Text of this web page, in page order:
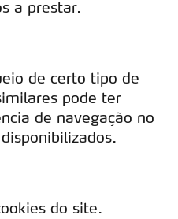
a prestar.
de certo tipo de
pode ter
de navegação no
do site.